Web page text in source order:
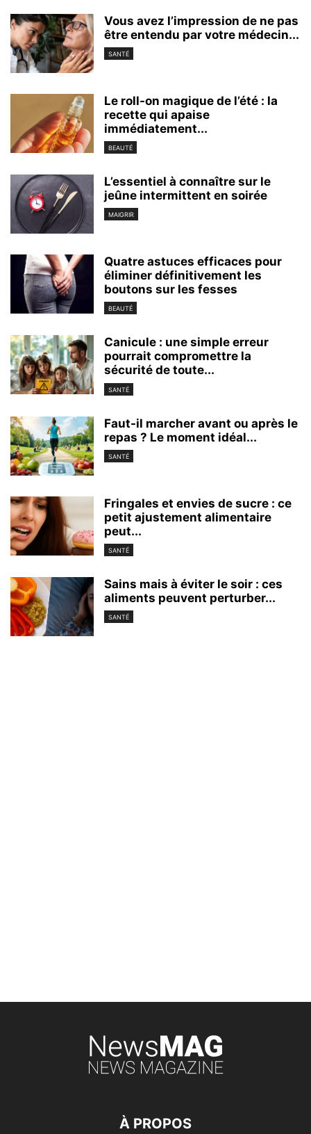
Vous avez l’impression de ne pas
être entendu par votre médecin...
SANTÉ
Le roll-on magique de l’été : la
recette qui apaise
immédiatement...
BEAUTÉ
L’essentiel à connaître sur le
jeûne intermittent en soirée
MAIGRIR
Quatre astuces efficaces pour
éliminer définitivement les
boutons sur les fesses
BEAUTÉ
Canicule : une simple erreur
pourrait compromettre la
sécurité de toute...
SANTÉ
Faut-il marcher avant ou après le
repas ? Le moment idéal...
SANTÉ
Fringales et envies de sucre : ce
petit ajustement alimentaire
peut...
SANTÉ
Sains mais à éviter le soir : ces
aliments peuvent perturber...
SANTÉ
À PROPOS